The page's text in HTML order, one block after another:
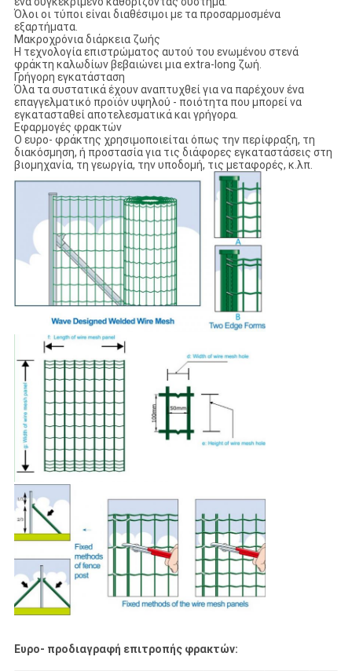
Όλοι οι τύποι είναι διαθέσιμοι με τα προσαρμοσμένα
εξαρτήματα.
Μακροχρόνια διάρκεια ζωής
Η τεχνολογία επιστρώματος αυτού του ενωμένου στενά
φράκτη καλωδίων βεβαιώνει μια extra-long ζωή.
Γρήγορη εγκατάσταση
Όλα τα συστατικά έχουν αναπτυχθεί για να παρέχουν ένα
επαγγελματικό προϊόν υψηλού - ποιότητα που μπορεί να
εγκατασταθεί αποτελεσματικά και γρήγορα.
Εφαρμογές φρακτών
Ο ευρο- φράκτης χρησιμοποιείται όπως την περίφραξη, τη
διακόσμηση, ή προστασία για τις διάφορες εγκαταστάσεις στη
βιομηχανία, τη γεωργία, την υποδομή, τις μεταφορές, κ.λπ.
Ευρο- προδιαγραφή επιτροπής φρακτών: